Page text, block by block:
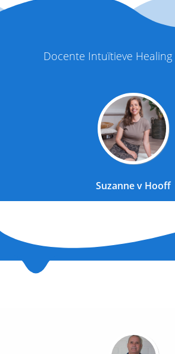
Docente Intuïtieve Healing
Suzanne v Hooff